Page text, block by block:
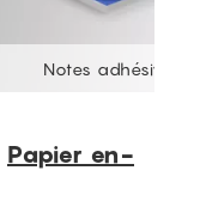
Notes adhésives
Papier en-